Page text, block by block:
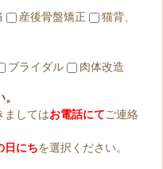
産後骨盤矯正
猫背、
ブライダル 肉体改造
ましてはお電話にてご連絡
日にちを選択ください。